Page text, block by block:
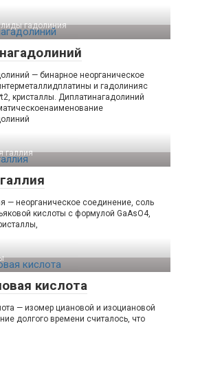
гадолиния‎
— бинарное неорганическое
и гадолинияс
кристаллы. Диплатинагадолиний
галлия‎
— неорганическое соединение, соль
кислоты с формулой GaAsO4,
кислота
— изомер циановой и изоциановой
долгого времени считалось, что